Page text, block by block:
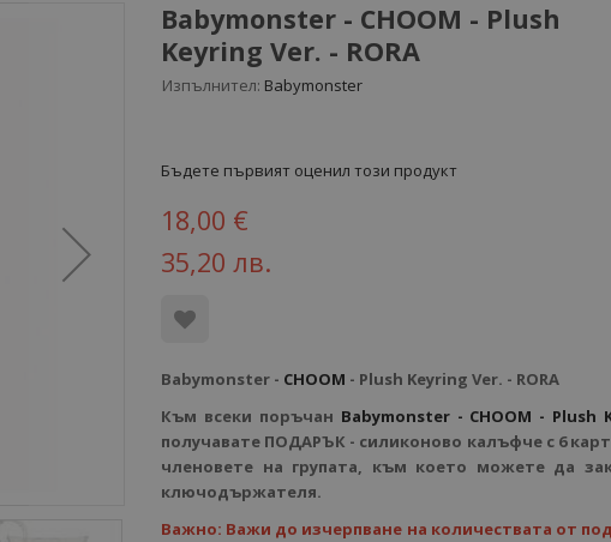
Babymonster - CHOOM - Plush
Keyring Ver. - RORA
Изпълнител: Babymonster
Бъдете първият оценил този продукт
18,00 €
35,20 лв.
Babymonster - CHOOM - Plush Keyring Ver. - RORA
Към всеки поръчан Babymonster - CHOOM - Plush
получавате ПОДАРЪК - силиконово калъфче с 6
членовете на групата, към което можете да
ключодържателя.
Важно: Важи до изчерпване на количествата от